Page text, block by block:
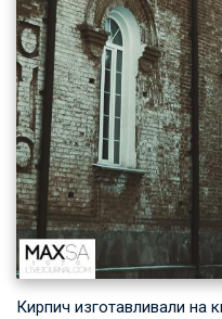
Кирпич изготавливали на